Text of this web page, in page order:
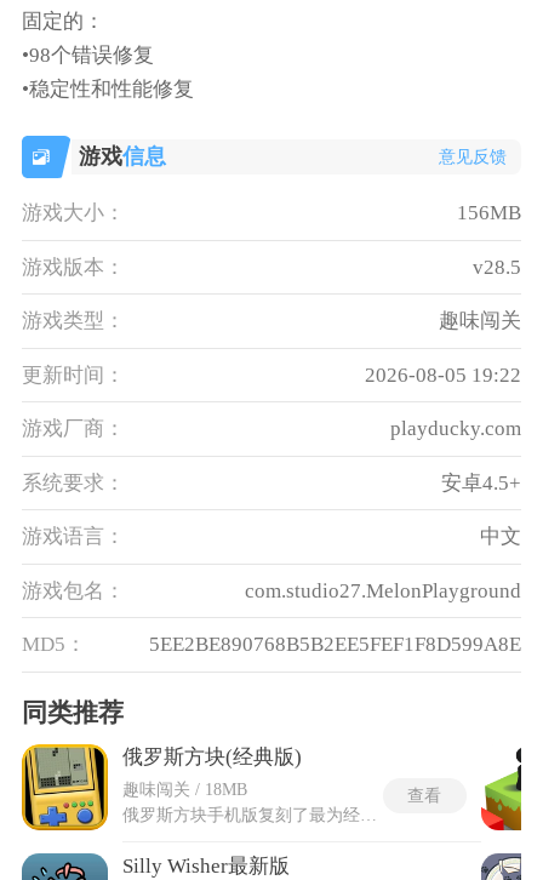
固定的：
•98个错误修复
•稳定性和性能修复
游戏信息 意见反馈
游戏大小： 156MB
游戏版本： v28.5
游戏类型： 趣味闯关
更新时间： 2026-08-05 19:22
游戏厂商： playducky.com
系统要求： 安卓4.5+
游戏语言： 中文
游戏包名： com.studio27.MelonPlayground
MD5： 5EE2BE890768B5B2EE5FEF1F8D599A8E
同类推荐
俄罗斯方块(经典版)
趣味闯关 / 18MB
查看
Silly Wisher最新版